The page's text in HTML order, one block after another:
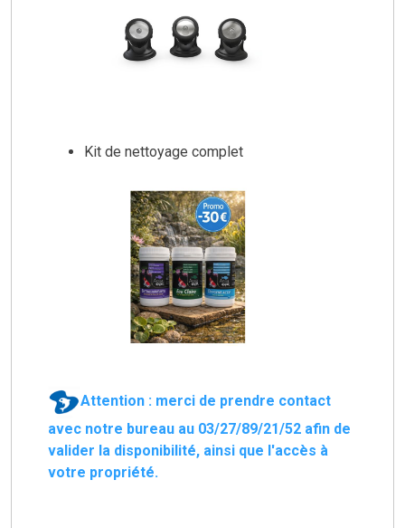
Kit de nettoyage complet
Attention : merci de prendre contact
avec notre bureau au 03/27/89/21/52 afin de
valider la disponibilité, ainsi que l'accès à
votre propriété.